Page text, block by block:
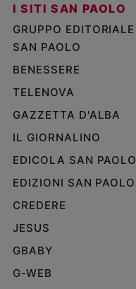
I SITI SAN PAOLO
GRUPPO EDITORIALE
SAN PAOLO
BENESSERE
TELENOVA
GAZZETTA D'ALBA
IL GIORNALINO
EDICOLA SAN PAOLO
EDIZIONI SAN PAOLO
CREDERE
JESUS
GBABY
G-WEB